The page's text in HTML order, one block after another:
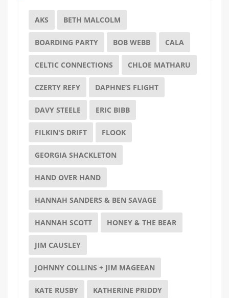
AKS BETH MALCOLM
BOARDING PARTY BOB WEBB CALA
CELTIC CONNECTIONS CHLOE MATHARU
CZERTY REFY DAPHNE’S FLIGHT
DAVY STEELE ERIC BIBB
FILKIN'S DRIFT FLOOK
GEORGIA SHACKLETON
HAND OVER HAND
HANNAH SANDERS & BEN SAVAGE
HANNAH SCOTT HONEY & THE BEAR
JIM CAUSLEY
JOHNNY COLLINS + JIM MAGEEAN
KATE RUSBY KATHERINE PRIDDY